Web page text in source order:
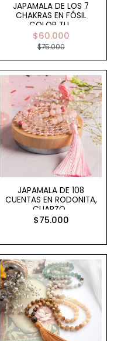
JAPAMALA DE LOS 7
CHAKRAS EN FÓSIL
COLOR TU..
$60.000
$75.000
JAPAMALA DE 108
CUENTAS EN RODONITA,
CUARZO..
$75.000